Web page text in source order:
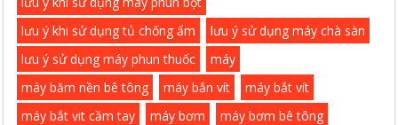
lưu ý khi sử dụng tủ chống ẩm
lưu ý sử dụng máy chà sàn
lưu ý sử dụng máy phun thuốc
máy
máy băm nền bê tông
máy bắn vít
máy bắt vít
máy bắt vit cầm tay
máy bơm
máy bơm bê tông